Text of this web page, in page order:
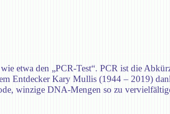
etwa den „PCR-Test“. PCR ist die
Entdecker Kary Mullis (1944 – 2019)
winzige DNA-Mengen so zu